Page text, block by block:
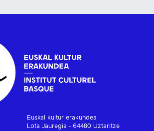
Euskal kultur erakundea
Lota Jauregia - 64480 Uztaritze